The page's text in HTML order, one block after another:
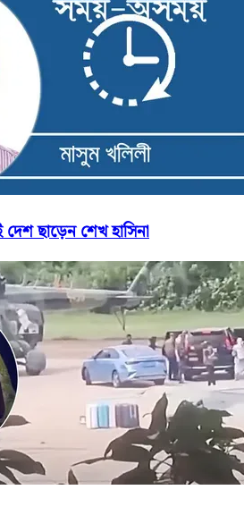
ছাড়েন শেখ হাসিনা